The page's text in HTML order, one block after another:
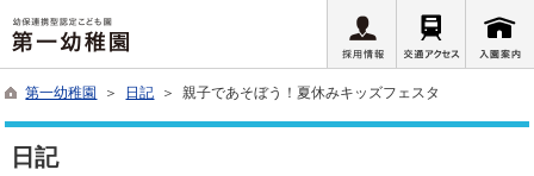
第一幼稚園 ＞ 日記 ＞ 親子であそぼう！夏休みキッズフェスタ
日記